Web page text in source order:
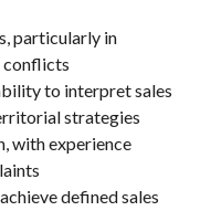
particularly in
conflicts
to interpret sales
strategies
with experience
defined sales